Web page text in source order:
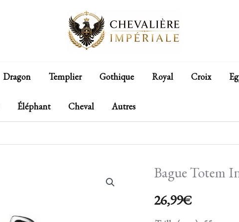
Dragon Templier Gothique Royal Croix
Éléphant Cheval Autres
Bague Totem
26,99€
quantité
Bague